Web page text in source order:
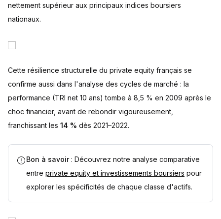
nettement supérieur aux principaux indices boursiers
nationaux.
Cette résilience structurelle du private equity français se
confirme aussi dans l'analyse des cycles de marché : la
performance (TRI net 10 ans) tombe à 8,5 % en 2009 après le
choc financier, avant de rebondir vigoureusement,
franchissant les 14 % dès 2021–2022.
Bon à savoir: Découvrez notre analyse comparative
entre private equity et investissements boursiers pour
explorer les spécificités de chaque classe d'actifs.